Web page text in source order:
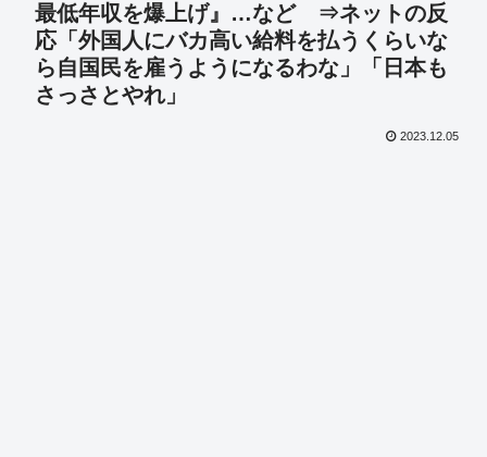
最低年収を爆上げ』…など ⇒ネットの反
応「外国人にバカ高い給料を払うくらいな
ら自国民を雇うようになるわな」「日本も
さっさとやれ」
2023.12.05